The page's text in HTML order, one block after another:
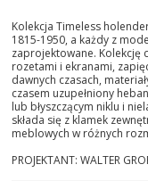
Kolekcja Timeless
1815-1950, a każdy z
zaprojektowane. Kolekcję
rozetami i ekranami,
dawnych czasach,
czasem uzupełniony
lub błyszczącym niklu i
składa się z klamek
meblowych w różnych
PROJEKTANT: WALTER